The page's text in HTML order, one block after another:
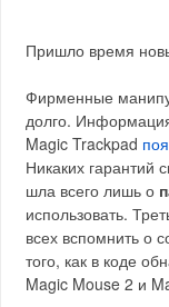
Пришло время
Фирменные
долго.
Magic Trackpad
Никаких гарантий
шла всего лишь о
использовать.
всех вспомнить о
того, как в коде
Magic Mouse 2 и